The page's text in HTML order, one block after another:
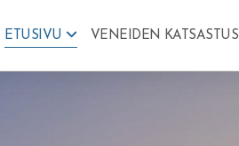
ETUSIVU VENEIDEN KATSASTUS